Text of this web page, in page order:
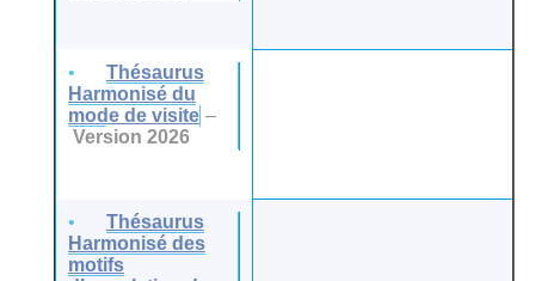
Thésaurus
Harmonisé du
mode de visite –
Version 2026
Thésaurus
Harmonisé des
motifs